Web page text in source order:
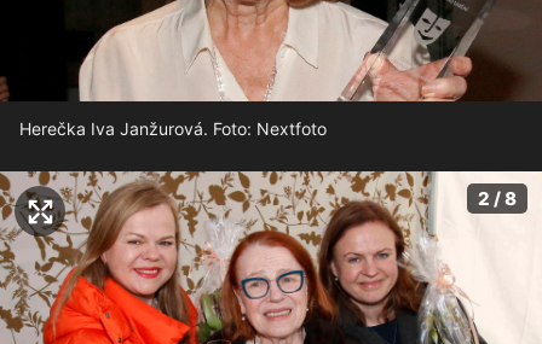
Herečka Iva Janžurová. Foto: Nextfoto
2 / 8